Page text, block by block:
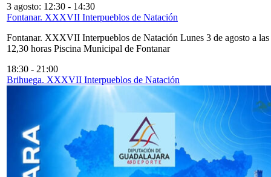
3 agosto: 12:30 - 14:30
Fontanar. XXXVII Interpueblos de Natación
Fontanar. XXXVII Interpueblos de Natación Lunes 3 de agosto a las
12,30 horas Piscina Municipal de Fontanar
18:30 - 21:00
Brihuega. XXXVII Interpueblos de Natación